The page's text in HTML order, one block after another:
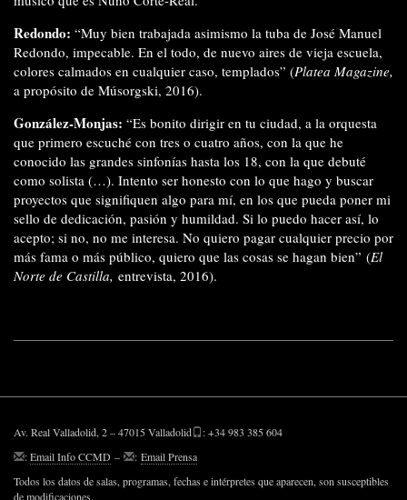
Redondo: “Muy bien trabajada asimismo la tuba de José Manuel
Redondo, impecable. En el todo, de nuevo aires de vieja escuela,
colores calmados en cualquier caso, templados” (Platea Magazine,
a propósito de Músorgski, 2016).
González-Monjas: “Es bonito dirigir en tu ciudad, a la orquesta
que primero escuché con tres o cuatro años, con la que he
conocido las grandes sinfonías hasta los 18, con la que debuté
como solista (…). Intento ser honesto con lo que hago y buscar
proyectos que signifiquen algo para mí, en los que pueda poner mi
sello de dedicación, pasión y humildad. Si lo puedo hacer así, lo
acepto; si no, no me interesa. No quiero pagar cualquier precio por
más fama o más público, quiero que las cosas se hagan bien” (El
Norte de Castilla, entrevista, 2016).
Av. Real Valladolid, 2 – 47015 Valladolid
: +34 983 385 604
:Email Info CCMD – : Email Prensa
Todos los datos de salas, programas, fechas e intérpretes que aparecen, son susceptibles
de modificaciones.